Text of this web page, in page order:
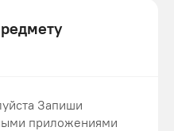
Запиши
приложениями